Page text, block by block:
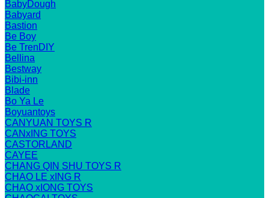
BabyDough
Babyard
Bastion
Be Boy
Be TrenDIY
Bellina
Bestway
Bibi-inn
Blade
Bo Ya Le
Boyuantoys
CANYUAN TOYS R
CANxING TOYS
CASTORLAND
CAYEE
CHANG QIN SHU TOYS R
CHAO LE xING R
CHAO xIONG TOYS